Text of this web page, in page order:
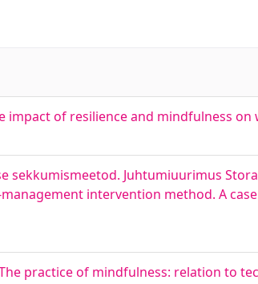
impact of resilience and mindfulness on
Juhtumiuurimus Stora
intervention method. A
practice of mindfulness: relation to